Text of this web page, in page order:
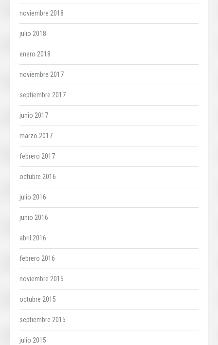
noviembre 2018
julio 2018
enero 2018
noviembre 2017
septiembre 2017
junio 2017
marzo 2017
febrero 2017
octubre 2016
julio 2016
junio 2016
abril 2016
febrero 2016
noviembre 2015
octubre 2015
septiembre 2015
julio 2015